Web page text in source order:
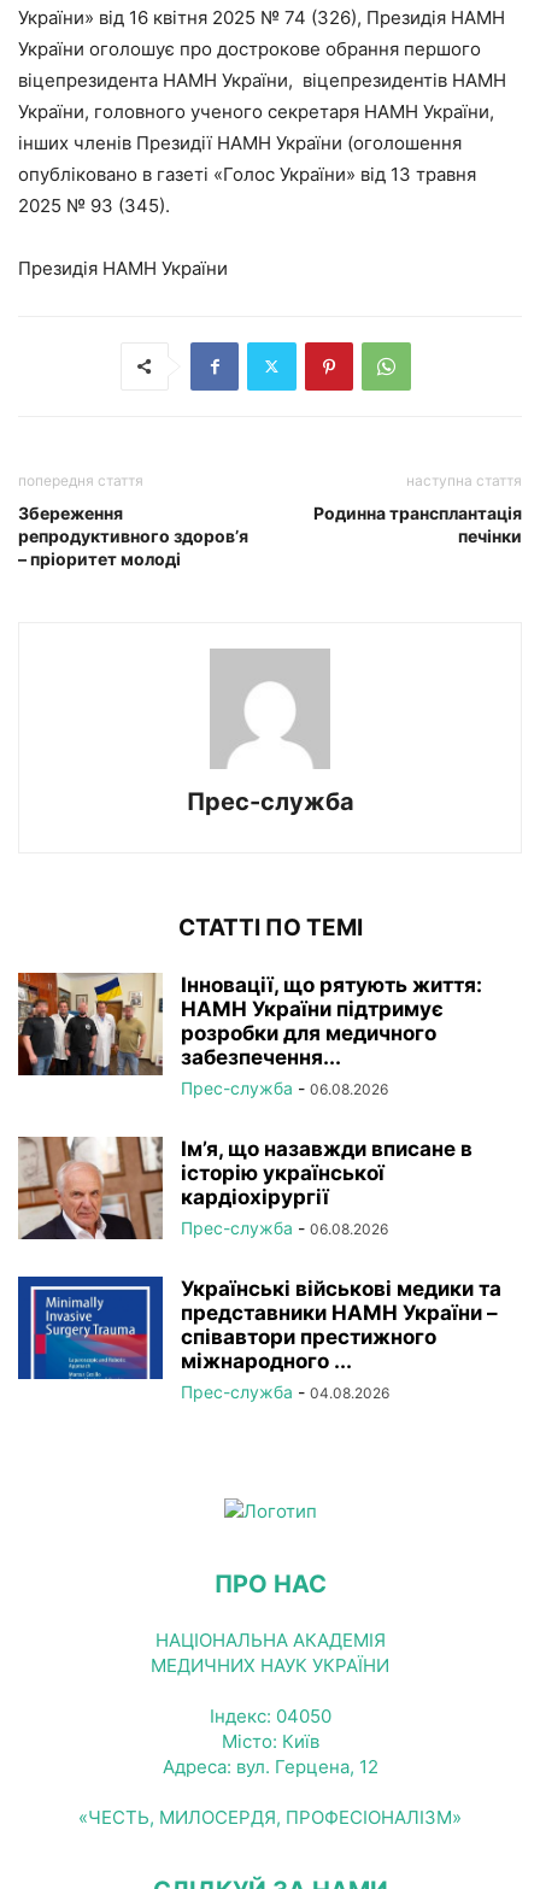
України» від 16 квітня 2025 № 74 (326), Президія НАМН
України оголошує про дострокове обрання першого
віцепрезидента НАМН України, віцепрезидентів НАМН
України, головного ученого секретаря НАМН України,
інших членів Президії НАМН України (оголошення
опубліковано в газеті «Голос України» від 13 травня
2025 № 93 (345).
Президія НАМН України
попередня стаття
Збереження
репродуктивного здоровʼя
– пріоритет молоді
наступна стаття
Родинна трансплантація
печінки
Прес-служба
СТАТТІ ПО ТЕМІ
Інновації, що рятують життя:
НАМН України підтримує
розробки для медичного
забезпечення...
Прес-служба - 06.08.2026
Ім’я, що назавжди вписане в
історію української
кардіохірургії
Прес-служба - 06.08.2026
Українські військові медики та
представники НАМН України –
співавтори престижного
міжнародного ...
Прес-служба - 04.08.2026
ПРО НАС
НАЦІОНАЛЬНА АКАДЕМІЯ
МЕДИЧНИХ НАУК УКРАЇНИ
Індекс: 04050
Місто: Київ
Адреса: вул. Герцена, 12
«ЧЕСТЬ, МИЛОСЕРДЯ, ПРОФЕСІОНАЛІЗМ»